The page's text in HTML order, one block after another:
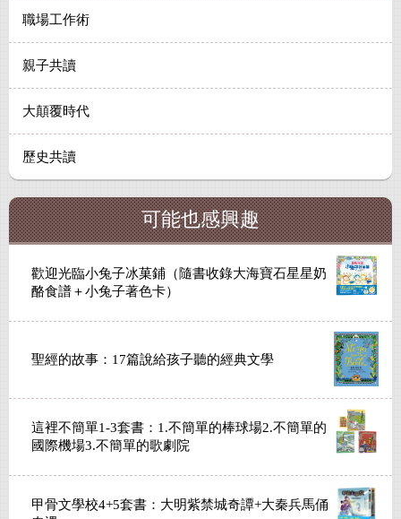
職場工作術
親子共讀
大顛覆時代
歷史共讀
可能也感興趣
歡迎光臨小兔子冰菓鋪（隨書收錄大海寶石星星奶
酪食譜＋小兔子著色卡）
聖經的故事：17篇說給孩子聽的經典文學
這裡不簡單1-3套書：1.不簡單的棒球場2.不簡單的
國際機場3.不簡單的歌劇院
甲骨文學校4+5套書：大明紫禁城奇譚+大秦兵馬俑